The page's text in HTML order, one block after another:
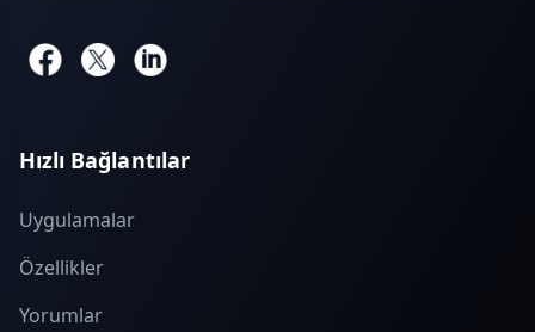
Hızlı Bağlantılar
Uygulamalar
Özellikler
Yorumlar